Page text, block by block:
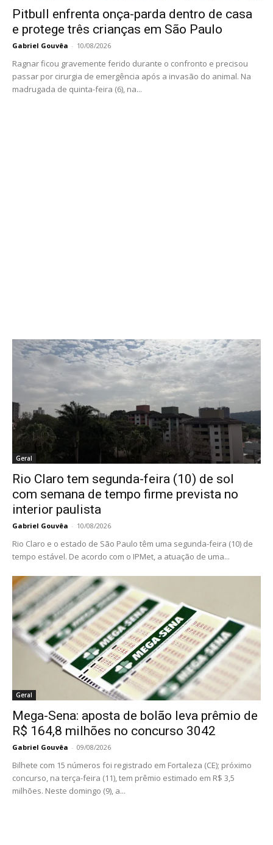
Pitbull enfrenta onça-parda dentro de casa
e protege três crianças em São Paulo
Gabriel Gouvêa - 10/08/2026
Ragnar ficou gravemente ferido durante o confronto e precisou
passar por cirurgia de emergência após a invasão do animal. Na
madrugada de quinta-feira (6), na...
Geral
Rio Claro tem segunda-feira (10) de sol
com semana de tempo firme prevista no
interior paulista
Gabriel Gouvêa - 10/08/2026
Rio Claro e o estado de São Paulo têm uma segunda-feira (10) de
tempo estável. De acordo com o IPMet, a atuação de uma...
Geral
Mega-Sena: aposta de bolão leva prêmio de
R$ 164,8 milhões no concurso 3042
Gabriel Gouvêa - 09/08/2026
Bilhete com 15 números foi registrado em Fortaleza (CE); próximo
concurso, na terça-feira (11), tem prêmio estimado em R$ 3,5
milhões. Neste domingo (9), a...